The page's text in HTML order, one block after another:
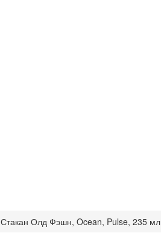
Стакан Олд Фэшн, Ocean, Pulse, 235 мл